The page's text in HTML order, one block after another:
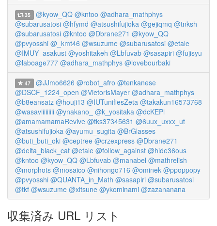
35 @kyow_QQ @kntoo @adhara_mathphys
@subarusatosi @hfymd @atsushifujioka @gejiqmq @tnksh
@subarusatosi @kntoo @Dbrane271 @kyow_QQ
@pvyosshi @_kmt46 @wsuzume @subarusatosi @etale
@IMUY_asakust @yoshitakeh @Lbfuvab @sasapiri @fujisyu
@laboage777 @adhara_mathphys @lovebourbaki
47 @JJmo6626 @robot_afro @tenkanese
@DSCF_1224_open @VietorisMayer @adhara_mathphys
@b8eansatz @houji13 @IUTunifiesZeta @takakun16573768
@wasaviiiiiiiii @ynakano_ @k_yositaka @dcKEPi
@amamamamaRevive @tks37345631 @6uux_uxxx_ut
@atsushifujioka @ayumu_sugita @BrGlasses
@buti_buti_oki @ceptree @crzexpress @Dbrane271
@delta_black_cat @etale @follow_against @hide36ous
@kntoo @kyow_QQ @Lbfuvab @manabel @mathrelish
@morphots @mosaico @nihongo716 @ominek @ppoppopy
@pvyosshi @QUANTA_in_Math @sasapiri @subarusatosi
@tkf @wsuzume @xitsune @ykominami @zazananana
収集済み URL リスト